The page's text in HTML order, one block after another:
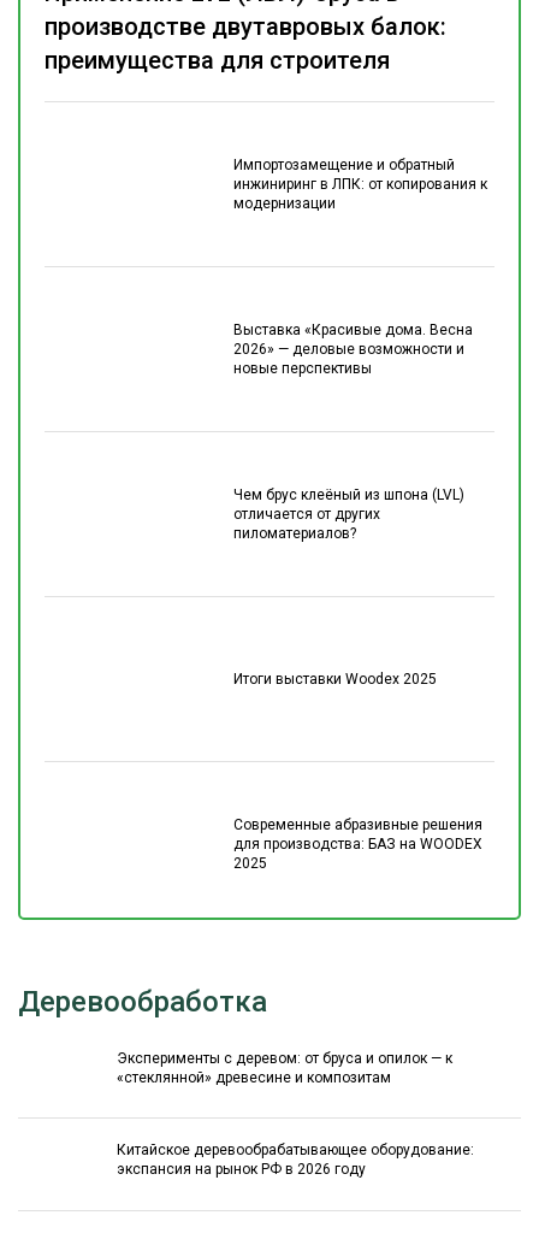
Импортозамещение и обратный
инжиниринг в ЛПК: от копирования к
модернизации
Выставка «Красивые дома. Весна
2026» — деловые возможности и
новые перспективы
Чем брус клеёный из шпона (LVL)
отличается от других
пиломатериалов?
Итоги выставки Woodex 2025
Современные абразивные решения
для производства: БАЗ на WOODEX
2025
производстве двутавровых балок:
преимущества для строителя
Деревообработка
Эксперименты с деревом: от бруса и опилок — к
«стеклянной» древесине и композитам
Китайское деревообрабатывающее оборудование:
экспансия на рынок РФ в 2026 году